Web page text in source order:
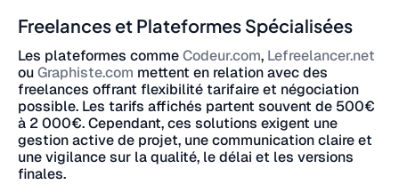
Freelances et Plateformes Spécialisées
Les plateformes commeCodeur.com, Lefreelancer.net
ouGraphiste.com mettent en relation avec des
freelances offrant flexibilité tarifaire et négociation
possible. Les tarifs affichés partent souvent de 500€
à 2 000€. Cependant, ces solutions exigent une
gestion active de projet, une communication claire et
une vigilance sur la qualité, le délai et les versions
finales.